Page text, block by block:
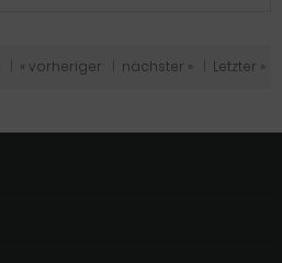
« vorheriger nächster » Letzter »